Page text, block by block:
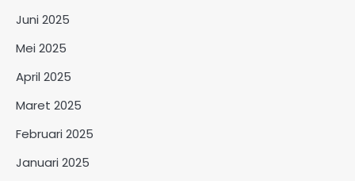
Juni 2025
Mei 2025
April 2025
Maret 2025
Februari 2025
Januari 2025